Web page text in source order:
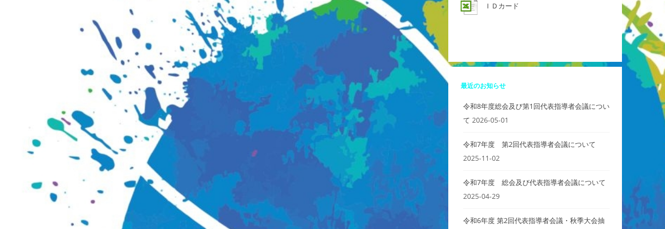
ＩＤカード
最近のお知らせ
令和8年度総会及び第1回代表指導者会議につい
て 2026-05-01
令和7年度 第2回代表指導者会議について
2025-11-02
令和7年度 総会及び代表指導者会議について
2025-04-29
令和6年度 第2回代表指導者会議・秋季大会抽